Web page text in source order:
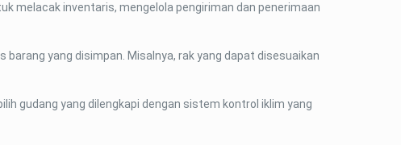
melacak inventaris, mengelola pengiriman dan penerimaan
yang disimpan. Misalnya, rak yang dapat disesuaikan
gudang yang dilengkapi dengan sistem kontrol iklim yang